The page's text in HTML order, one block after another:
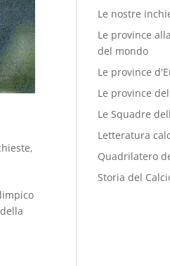
,
Le nostre
Le province
del mondo
Le province
Le province
Le Squadre
Letteratura
Quadrilatero
Storia del